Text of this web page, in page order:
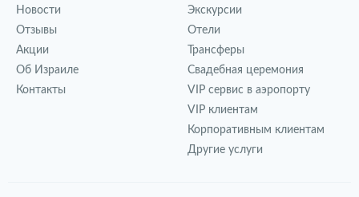
Новости
Отзывы
Акции
Об Израиле
Контакты
Экскурсии
Отели
Трансферы
Свадебная церемония
VIP сервис в аэропорту
VIP клиентам
Корпоративным клиентам
Другие услуги